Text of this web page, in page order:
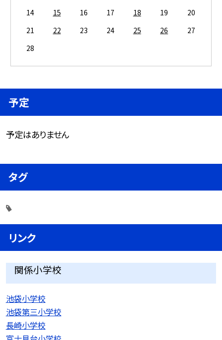
14
15 16 17 18 19
20
21
22 23 24 25 26
27
28
予定
予定はありません
タグ
リンク
関係小学校
池袋小学校
池袋第三小学校
長崎小学校